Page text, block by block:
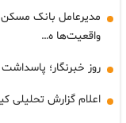
مدیرعامل بانک مسکن:
واقعیت‌ها ه…
روز خبرنگار؛
اعلام گزارش تحلیلی